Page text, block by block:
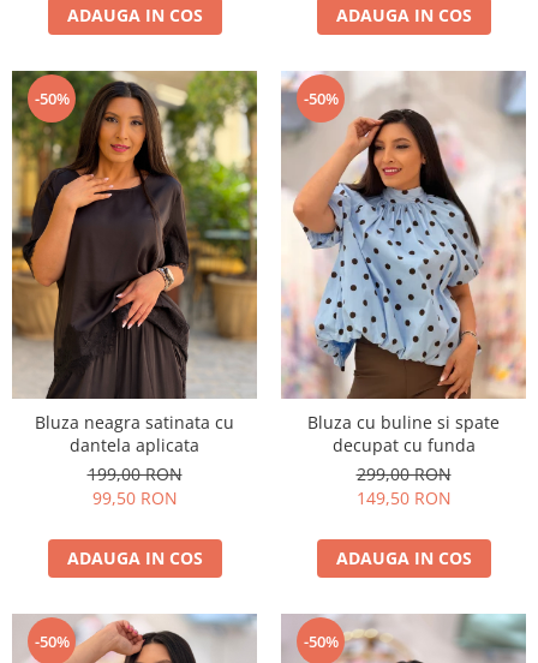
ADAUGA IN COS ADAUGA IN COS
-50%
Bluza neagra satinata cu
dantela aplicata
199,00 RON
99,50 RON
ADAUGA IN COS
-50%
Bluza cu buline si spate
decupat cu funda
299,00 RON
149,50 RON
ADAUGA IN COS
-50% -50%